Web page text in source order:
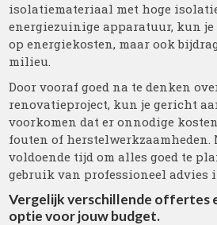
isolatiemateriaal met hoge
energiezuinige apparatuur, kun
op energiekosten, maar ook
milieu.
Door vooraf goed na te denken
renovatieproject, kun je gericht
voorkomen dat er onnodige
fouten of herstelwerkzaamheden.
voldoende tijd om alles goed te
gebruik van professioneel advies
Vergelijk verschillende offertes
optie voor jouw budget.